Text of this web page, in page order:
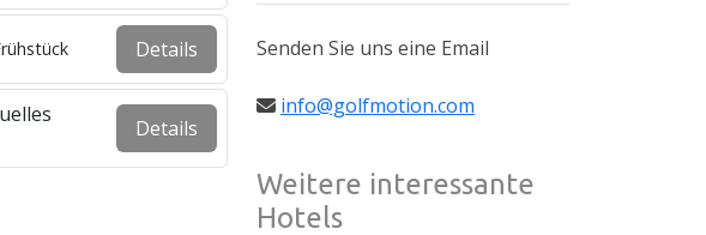
Details
Details
Senden Sie uns eine Email
info@golfmotion.com
Weitere interessante
Hotels